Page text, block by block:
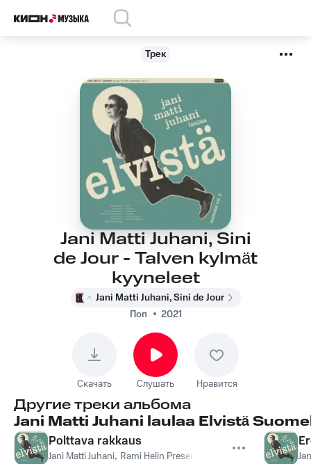
Трек
Jani Matti Juhani, Sini
de Jour - Talven kylmät
kyyneleet
Jani Matti Juhani, Sini de Jour
Поп
2021
Скачать Слушать Нравится
Другие треки альбома
Jani Matti Juhani laulaa Elvistä
Polttava rakkaus
Jani Matti Juhani, Rami Helin Presents